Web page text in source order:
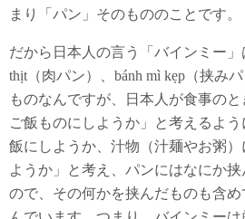
まり「パン」そのもののことです。
だから日本人の言う「バインミー」
thịt（肉パン）、bánh mì kẹp（挟み
ものなんですが、日本人が食事のと
ご飯ものにしようか」と考えるよ
飯にしようか、汁物（汁麺やお粥
ようか」と考え、パンにはなにか
ので、その何かを挟んだものも含